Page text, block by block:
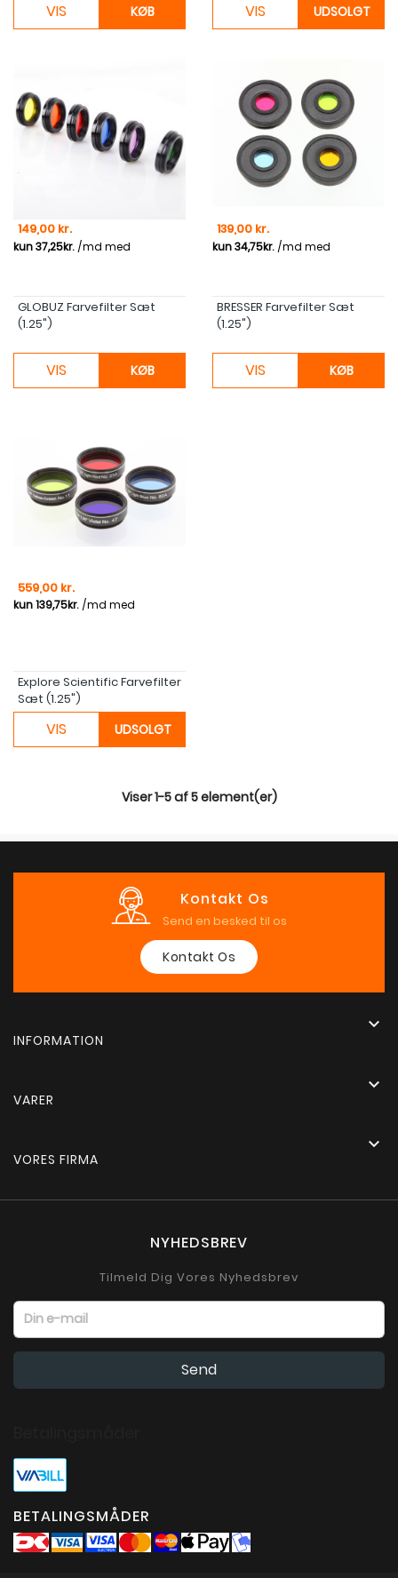
VIS KØB VIS UDSOLGT
Pris
149,00 kr.
GLOBUZ Farvefilter Sæt
(1.25")
VIS KØB
Pris
139,00 kr.
BRESSER Farvefilter Sæt
(1.25")
VIS KØB
Pris
559,00 kr.
Explore Scientific Farvefilter
Sæt (1.25")
VIS UDSOLGT
Viser 1-5 af 5 element(er)
Kontakt Os
Send en besked til os
Kontakt Os
INFORMATION

VARER

VORES FIRMA

NYHEDSBREV
Tilmeld Dig Vores Nyhedsbrev
BETALINGSMÅDER